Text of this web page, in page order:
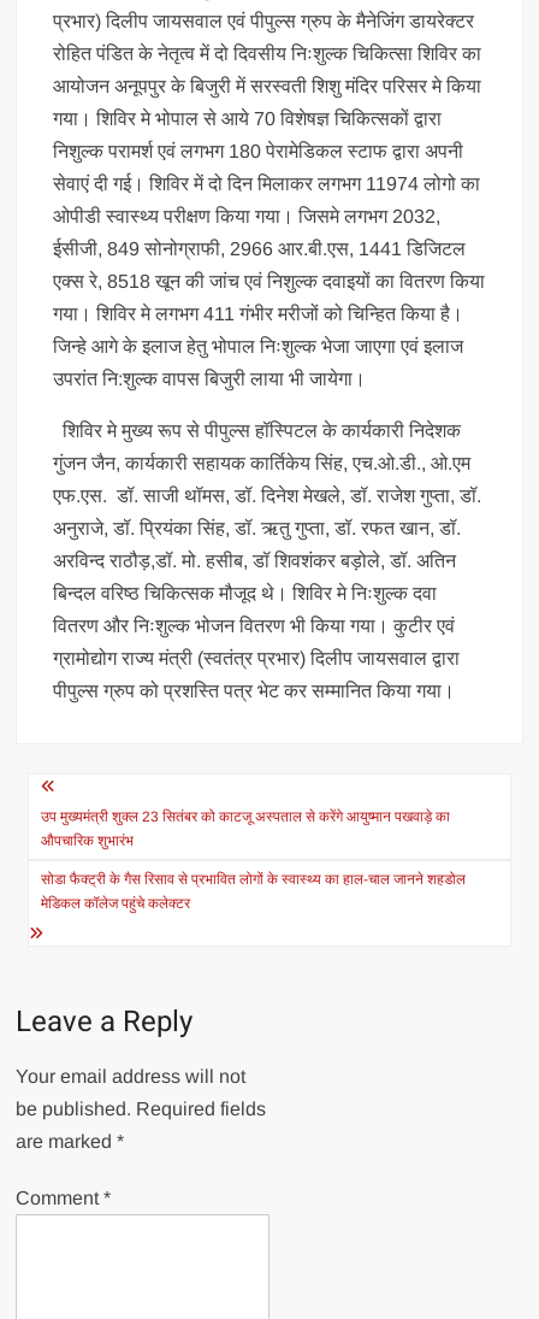
प्रभार) दिलीप जायसवाल एवं पीपुल्स ग्रुप के मैनेजिंग डायरेक्टर
रोहित पंडित के नेतृत्व में दो दिवसीय निःशुल्क चिकित्सा शिविर का
आयोजन अनूपपुर के बिजुरी में सरस्वती शिशु मंदिर परिसर मे किया
गया। शिविर मे भोपाल से आये 70 विशेषज्ञ चिकित्सकों द्वारा
निशुल्क परामर्श एवं लगभग 180 पेरामेडिकल स्टाफ द्वारा अपनी
सेवाएं दी गई। शिविर में दो दिन मिलाकर लगभग 11974 लोगो का
ओपीडी स्वास्थ्य परीक्षण किया गया। जिसमे लगभग 2032,
ईसीजी, 849 सोनोग्राफी, 2966 आर.बी.एस, 1441 डिजिटल
एक्स रे, 8518 खून की जांच एवं निशुल्क दवाइयों का वितरण किया
गया। शिविर मे लगभग 411 गंभीर मरीजों को चिन्हित किया है।
जिन्हे आगे के इलाज हेतु भोपाल निःशुल्क भेजा जाएगा एवं इलाज
उपरांत नि:शुल्क वापस बिजुरी लाया भी जायेगा।
शिविर मे मुख्य रूप से पीपुल्स हॉस्पिटल के कार्यकारी निदेशक
गुंजन जैन, कार्यकारी सहायक कार्तिकेय सिंह, एच.ओ.डी., ओ.एम
एफ.एस. डॉ. साजी थॉमस, डॉ. दिनेश मेखले, डॉ. राजेश गुप्ता, डॉ.
अनुराजे, डॉ. प्रियंका सिंह, डॉ. ऋतु गुप्ता, डॉ. रफत खान, डॉ.
अरविन्द राठौड़,डॉ. मो. हसीब, डॉ शिवशंकर बड़ोले, डॉ. अतिन
बिन्दल वरिष्ठ चिकित्सक मौजूद थे। शिविर मे निःशुल्क दवा
वितरण और निःशुल्क भोजन वितरण भी किया गया। कुटीर एवं
ग्रामोद्योग राज्य मंत्री (स्वतंत्र प्रभार) दिलीप जायसवाल द्वारा
पीपुल्स ग्रुप को प्रशस्ति पत्र भेट कर सम्मानित किया गया।
Post
navigation
उप मुख्यमंत्री शुक्ल 23 सितंबर को काटजू अस्पताल से करेंगे आयुष्मान पखवाड़े का
औपचारिक शुभारंभ
सोडा फैक्ट्री के गैस रिसाव से प्रभावित लोगों के स्वास्थ्य का हाल-चाल जानने शहडोल
मेडिकल कॉलेज पहुंचे कलेक्टर
Leave a Reply
Your email address will not
be published. Required fields
are marked*
Comment*